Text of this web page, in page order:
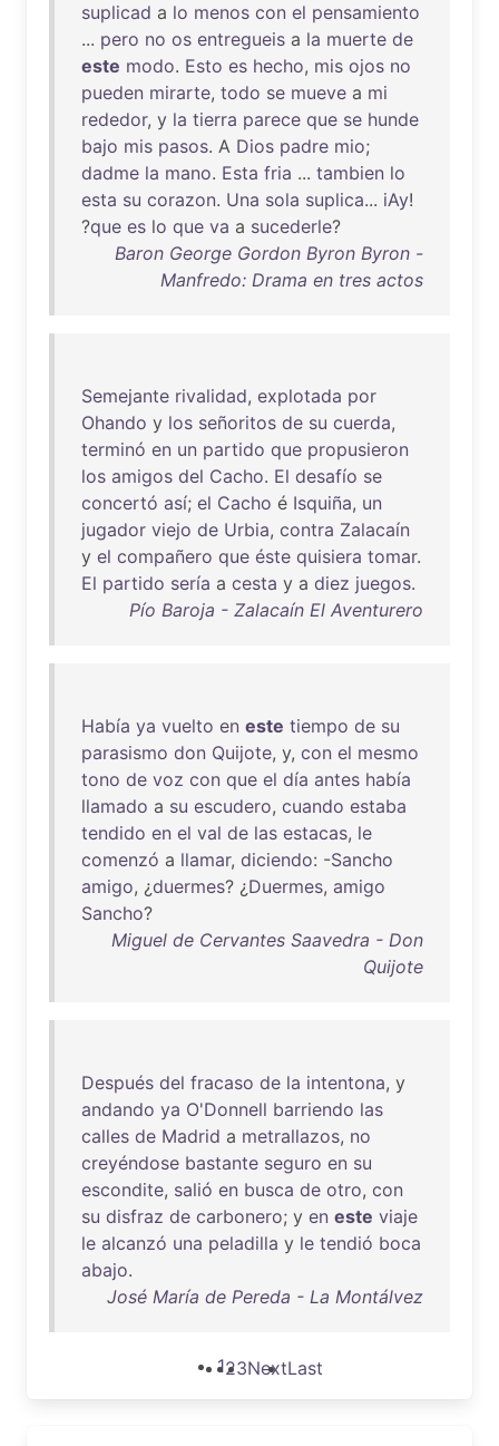
suplicad a lo menos con el pensamiento
... pero no os entregueis a la muerte de
este modo. Esto es hecho, mis ojos no
pueden mirarte, todo se mueve a mi
rededor, y la tierra parece que se hunde
bajo mis pasos. A Dios padre mio;
dadme la mano. Esta fria ... tambien lo
esta su corazon. Una sola suplica... iAy!
?que es lo que va a sucederle?
Baron George Gordon Byron Byron -
Manfredo: Drama en tres actos
Semejante rivalidad, explotada por
Ohando y los señoritos de su cuerda,
terminó en un partido que propusieron
los amigos del Cacho. El desafío se
concertó así; el Cacho é Isquiña, un
jugador viejo de Urbia, contra Zalacaín
y el compañero que éste quisiera tomar.
El partido sería a cesta y a diez juegos.
Pío Baroja - Zalacaín El Aventurero
Había ya vuelto en este tiempo de su
parasismo don Quijote, y, con el mesmo
tono de voz con que el día antes había
llamado a su escudero, cuando estaba
tendido en el val de las estacas, le
comenzó a llamar, diciendo: -Sancho
amigo, ¿duermes? ¿Duermes, amigo
Sancho?
Miguel de Cervantes Saavedra - Don
Quijote
Después del fracaso de la intentona, y
andando ya O'Donnell barriendo las
calles de Madrid a metrallazos, no
creyéndose bastante seguro en su
escondite, salió en busca de otro, con
su disfraz de carbonero; y en este viaje
le alcanzó una peladilla y le tendió boca
abajo.
José María de Pereda - La Montálvez
123NextLast